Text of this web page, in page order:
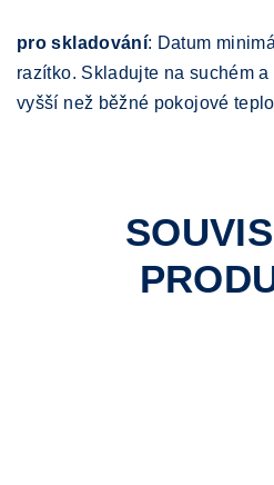
pro skladování: Datum
razítko. Skladujte na suchém
vyšší než běžné pokojové